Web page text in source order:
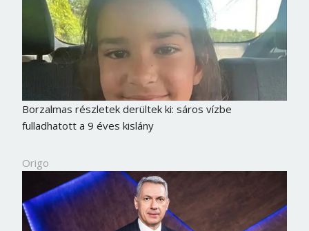
Borzalmas részletek derültek ki: sáros vízbe
fulladhatott a 9 éves kislány
Origo